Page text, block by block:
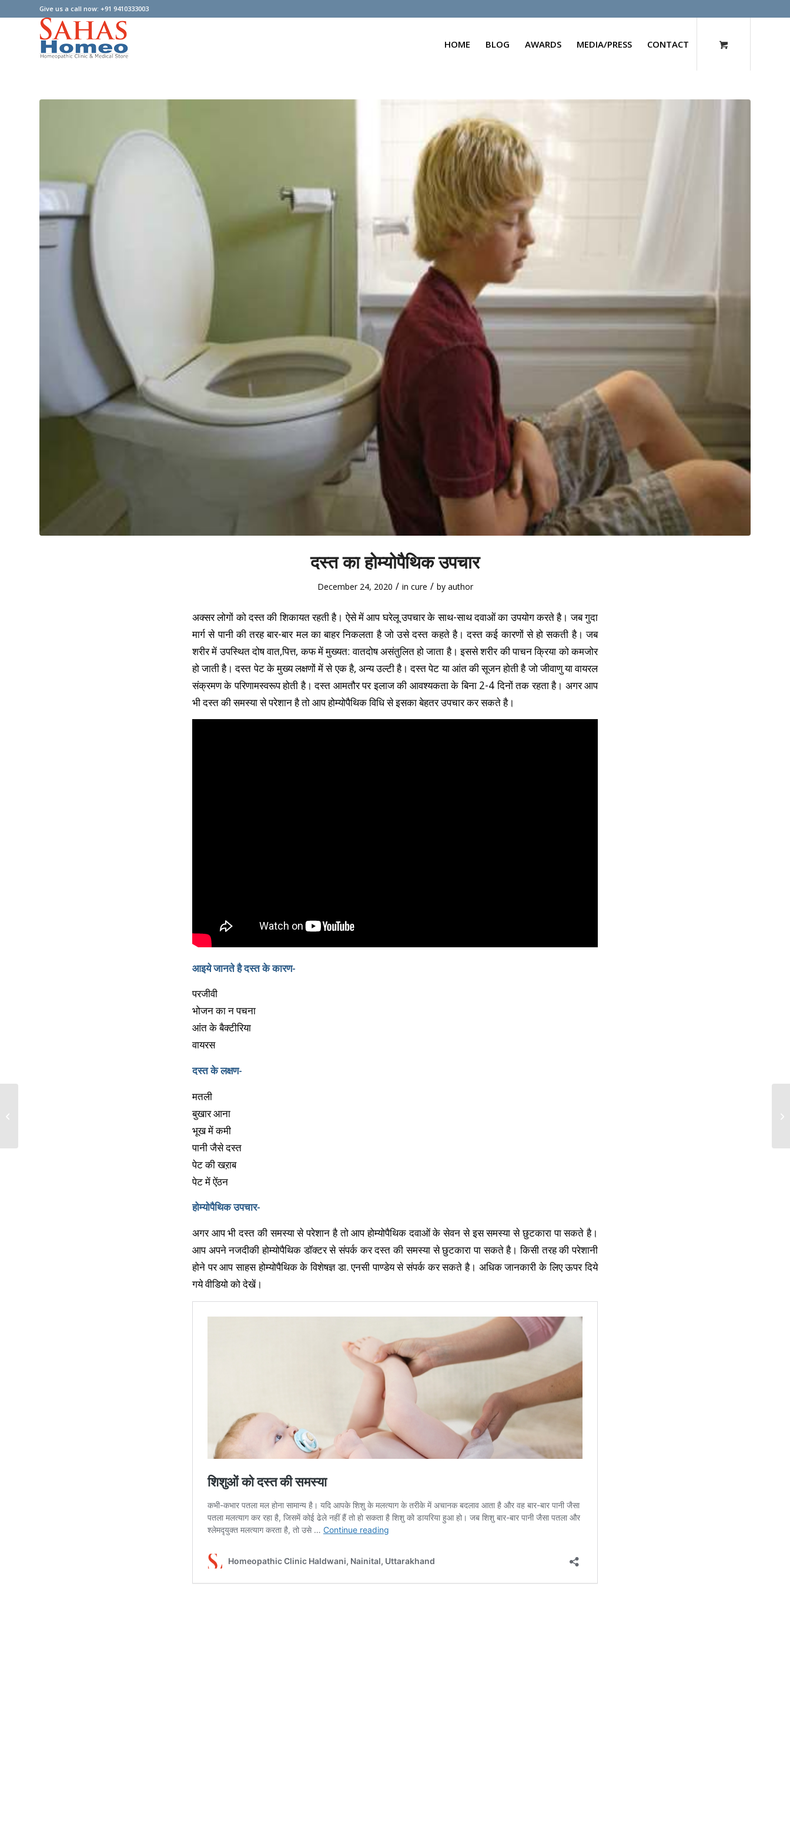
Give us a call now: +91 9410333003
HOME BLOG AWARDS MEDIA/PRESS CONTACT
दस्त का होम्योपैथिक उपचार
December 24, 2020 / in cure / by author
अक्सर लोगों को दस्त की शिकायत रहती है। ऐसे में आप घरेलू उपचार के साथ-साथ दवाओं का उपयोग करते है। जब गुदा
मार्ग से पानी की तरह बार-बार मल का बाहर निकलता है जो उसे दस्त कहते है। दस्त कई कारणों से हो सकती है। जब
शरीर में उपस्थित दोष वात,पित्त, कफ में मुख्यत: वातदोष असंतुलित हो जाता है। इससे शरीर की पाचन क्रिया को कमजोर
हो जाती है। दस्त पेट के मुख्य लक्षणों में से एक है, अन्य उल्टी है। दस्त पेट या आंत की सूजन होती है जो जीवाणु या वायरल
संक्रमण के परिणामस्वरूप होती है। दस्त आमतौर पर इलाज की आवश्यकता के बिना 2-4 दिनों तक रहता है। अगर आप
भी दस्त की समस्या से परेशान है तो आप होम्योपैथिक विधि से इसका बेहतर उपचार कर सकते है।
आइये जानते है दस्त के कारण-
परजीवी
भोजन का न पचना
आंत के बैक्टीरिया
वायरस
दस्त के लक्षण-
मतली
बुखार आना
भूख में कमी
पानी जैसे दस्त
पेट की खऱाब
पेट में ऐंठन
होम्योपैथिक उपचार-
अगर आप भी दस्त की समस्या से परेशान है तो आप होम्योपैथिक दवाओं के सेवन से इस समस्या से छुटकारा पा सकते है।
आप अपने नजदीकी होम्योपैथिक डॉक्टर से संपर्क कर दस्त की समस्या से छुटकारा पा सकते है। किसी तरह की परेशानी
होने पर आप साहस होम्योपैथिक के विशेषज्ञ डा. एनसी पाण्डेय से संपर्क कर सकते है। अधिक जानकारी के लिए ऊपर दिये
गये वीडियो को देखें।